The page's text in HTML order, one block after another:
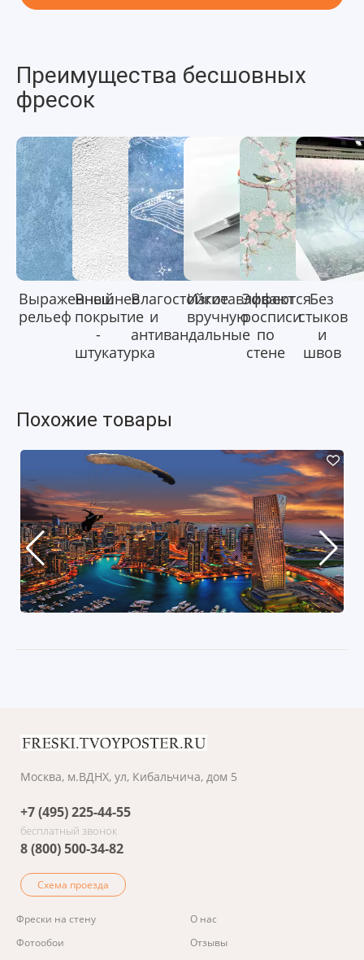
Преимущества бесшовных
фресок
Выраженный
рельеф
Внешнее
покрытие
-
штукатурка
Влагостойкие
и
антивандальные
Изготавливаются
вручную
Эффект
росписи
по
стене
Без
стыков
и
швов
Похожие товары
Москва, м.ВДНХ, ул, Кибальчича, дом 5
+7 (495) 225-44-55
бесплатный звонок
8 (800) 500-34-82
Схема проезда
Фрески на стену
Фотообои
О нас
Отзывы